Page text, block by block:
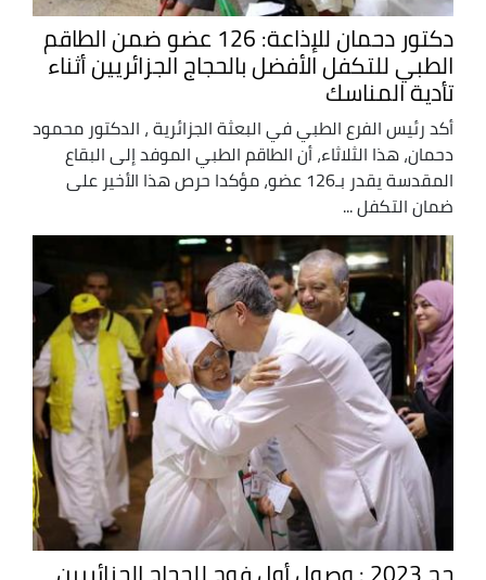
دكتور دحمان للإذاعة: 126 عضو ضمن الطاقم
الطبي للتكفل الأفضل بالحجاج الجزائريين أثناء
تأدية المناسك
أكد رئيس الفرع الطبي في البعثة الجزائرية ، الدكتور محمود
دحمان، هذا الثلاثاء، أن الطاقم الطبي الموفد إلى البقاع
المقدسة يقدر بـ126 عضو، مؤكدا حرص هذا الأخير على
ضمان التكفل ...